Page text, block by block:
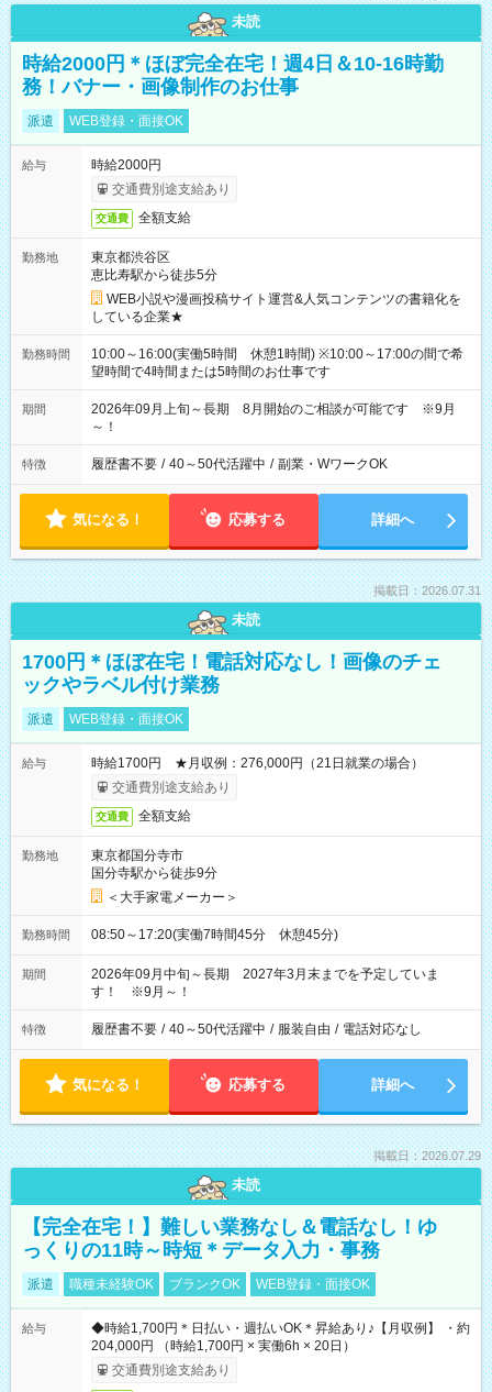
未読
時給2000円＊ほぼ完全在宅！週4日＆10-16時勤
務！バナー・画像制作のお仕事
派遣 WEB登録・面接OK
給与
時給2000円
交通費別途支給あり
交通費 全額支給
勤務地
東京都渋谷区
恵比寿駅から徒歩5分
WEB小説や漫画投稿サイト運営&人気コンテンツの書籍化を
している企業★
勤務時間
10:00～16:00(実働5時間 休憩1時間) ※10:00～17:00の間で希
望時間で4時間または5時間のお仕事です
期間
2026年09月上旬～長期 8月開始のご相談が可能です ※9月
～！
特徴 履歴書不要 / 40～50代活躍中 / 副業・WワークOK
気になる！ 応募する 詳細へ
掲載日：2026.07.31
未読
1700円＊ほぼ在宅！電話対応なし！画像のチェ
ックやラベル付け業務
派遣 WEB登録・面接OK
給与
時給1700円 ★月収例：276,000円（21日就業の場合）
交通費別途支給あり
交通費 全額支給
勤務地
東京都国分寺市
国分寺駅から徒歩9分
＜大手家電メーカー＞
勤務時間 08:50～17:20(実働7時間45分 休憩45分)
期間
2026年09月中旬～長期 2027年3月末までを予定していま
す！ ※9月～！
特徴 履歴書不要 / 40～50代活躍中 / 服装自由 / 電話対応なし
気になる！ 応募する 詳細へ
掲載日：2026.07.29
未読
【完全在宅！】難しい業務なし＆電話なし！ゆ
っくりの11時～時短＊データ入力・事務
派遣 職種未経験OK ブランクOK WEB登録・面接OK
給与
◆時給1,700円＊日払い・週払いOK＊昇給あり♪【月収例】 ・約
204,000円 （時給1,700円 × 実働6h × 20日）
交通費別途支給あり